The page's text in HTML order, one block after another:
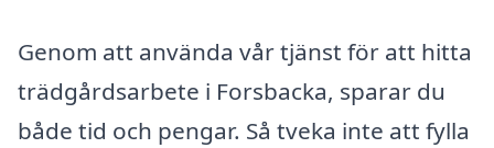
Genom att använda vår tjänst för att hitta
trädgårdsarbete i Forsbacka, sparar du
både tid och pengar. Så tveka inte att fylla